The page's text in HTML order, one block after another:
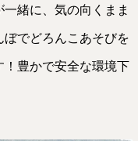
緒に、気の向くまま
でどろんこあそびを
豊かで安全な環境下